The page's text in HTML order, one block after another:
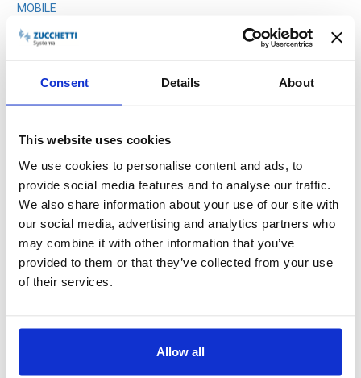
Consent Details About
This website uses cookies
We use cookies to personalise content and ads, to
provide social media features and to analyse our traffic.
We also share information about your use of our site with
our social media, advertising and analytics partners who
may combine it with other information that you’ve
provided to them or that they’ve collected from your use
of their services.
Allow all
MOBILE
crm prevendita
Consente la gestione di tutte le informazioni legate ai contatti e alle opportunità
crm marketing
Consente di definire, pianificare e eseguire azioni di marketing, per stimolare la
crm post vendita